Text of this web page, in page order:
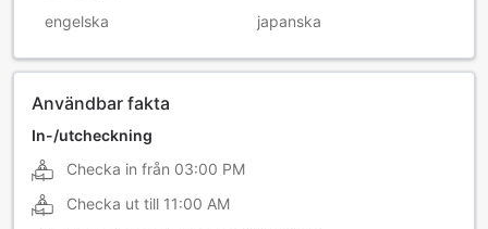
engelska japanska
Användbar fakta
In-/utcheckning
Checka in från 03:00 PM
Checka ut till 11:00 AM